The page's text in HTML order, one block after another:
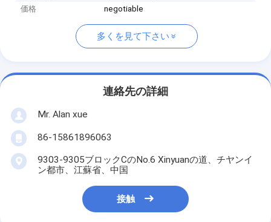
価格
negotiable
多くを見て下さい
連絡先の詳細
Mr. Alan xue
86-15861896063
9303-9305ブロックCのNo.6 Xinyuanの道、チヤンイ
ン都市、江蘇省、中国
接触